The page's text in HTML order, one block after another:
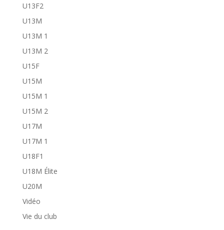
U13F2
U13M
U13M 1
U13M 2
U15F
U15M
U15M 1
U15M 2
U17M
U17M 1
U18F1
U18M Élite
U20M
Vidéo
Vie du club